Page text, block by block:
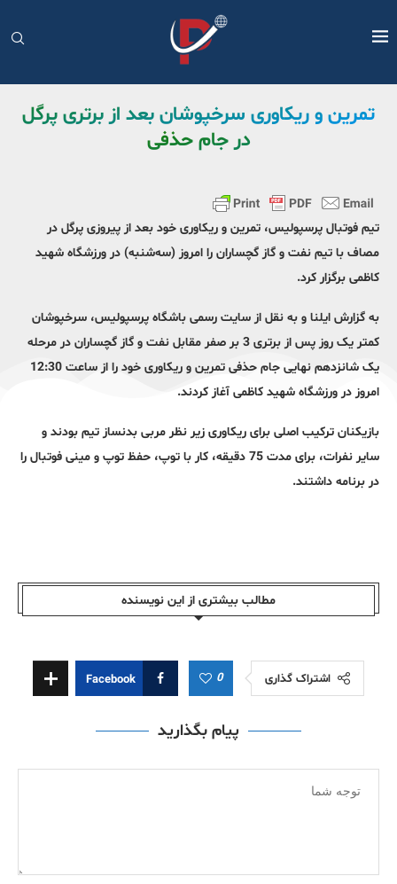
تمرین و ریکاوری سرخپوشان بعد از برتری پرگل
در جام حذفی
تیم فوتبال پرسپولیس، تمرین و ریکاوری خود بعد از پیروزی پرگل در
مصاف با تیم نفت و گاز گچساران را امروز (سه‌شنبه) در ورزشگاه شهید
کاظمی برگزار کرد.
به گزارش ایلنا و به نقل از سایت رسمی باشگاه پرسپولیس، سرخپوشان
کمتر یک روز پس از برتری 3 بر صفر مقابل نفت و گاز گچساران در مرحله
یک شانزدهم نهایی جام حذفی تمرین و ریکاوری خود را از ساعت 12:30
امروز در ورزشگاه شهید کاظمی آغاز کردند.
بازیکنان ترکیب اصلی برای ریکاوری زیر نظر مربی بدنساز تیم بودند و
سایر نفرات، برای مدت 75 دقیقه، کار با توپ، حفظ توپ و مینی فوتبال را
در برنامه داشتند.
مطالب بیشتری از این نویسندە
اشتراک گذاری 0
Facebook
پیام بگذارید